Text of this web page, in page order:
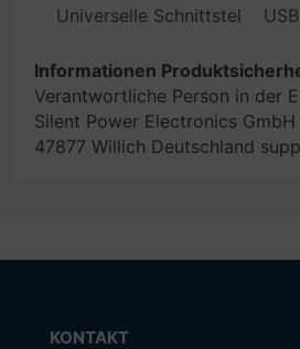
Universelle Schnittstellen
Informationen
Verantwortliche Person in der
Silent Power Electronics
47877 Willich Deutschland
KONTAKT